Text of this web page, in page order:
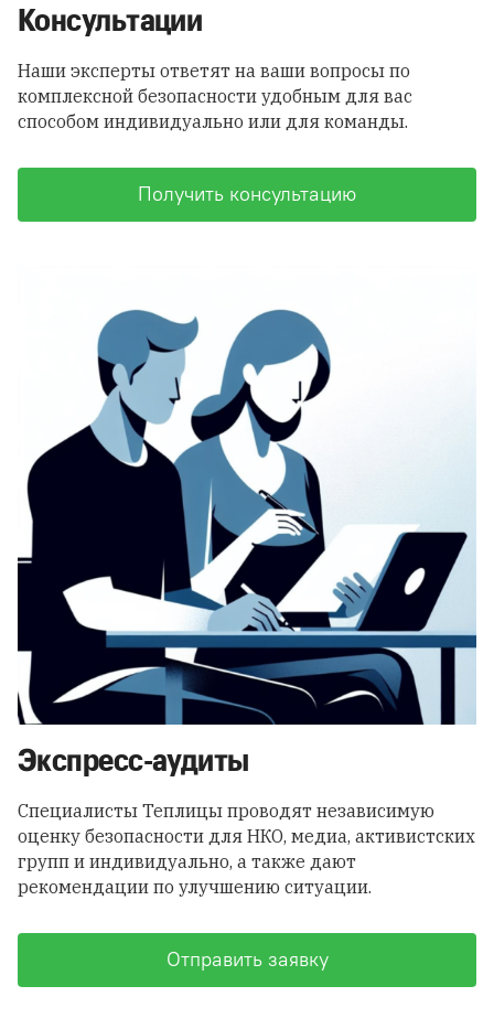
Консультации
Наши эксперты ответят на ваши вопросы по
комплексной безопасности удобным для вас
способом индивидуально или для команды.
Получить консультацию
Экспресс-аудиты
Специалисты Теплицы проводят независимую
оценку безопасности для НКО, медиа, активистских
групп и индивидуально, а также дают
рекомендации по улучшению ситуации.
Отправить заявку